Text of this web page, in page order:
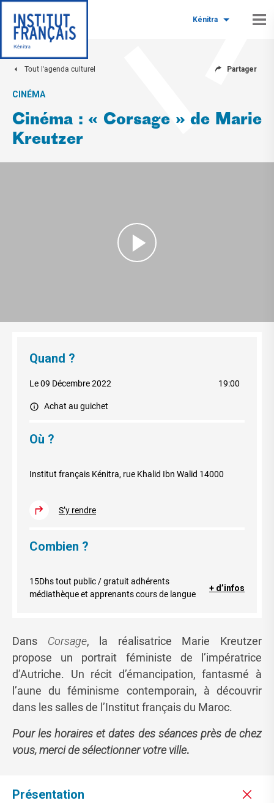
Kénitra
Tout l'agenda culturel Partager
CINÉMA
Cinéma : « Corsage » de Marie
Kreutzer
Quand ?
Le 09 Décembre 2022 19:00
Achat au guichet
Où ?
Institut français Kénitra, rue Khalid Ibn Walid 14000
S’y rendre
Combien ?
15Dhs tout public / gratuit adhérents
médiathèque et apprenants cours de langue
+ d’infos
Dans Corsage, la réalisatrice Marie Kreutzer
propose un portrait féministe de l’impératrice
d’Autriche. Un récit d’émancipation, fantasmé à
l’aune du féminisme contemporain, à découvrir
dans les salles de l’Institut français du Maroc.
Pour les horaires et dates des séances près de chez
vous, merci de sélectionner votre ville.
Présentation